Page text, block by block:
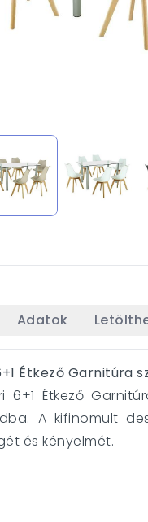
Adatok
Étkező Garnitúra
6+1 Étkező
A kifinomult
és kényelmét.